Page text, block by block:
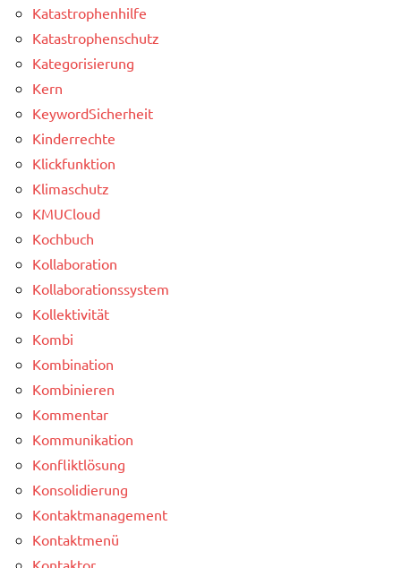
Katastrophenhilfe
Katastrophenschutz
Kategorisierung
Kern
KeywordSicherheit
Kinderrechte
Klickfunktion
Klimaschutz
KMUCloud
Kochbuch
Kollaboration
Kollaborationssystem
Kollektivität
Kombi
Kombination
Kombinieren
Kommentar
Kommunikation
Konfliktlösung
Konsolidierung
Kontaktmanagement
Kontaktmenü
Kontaktor